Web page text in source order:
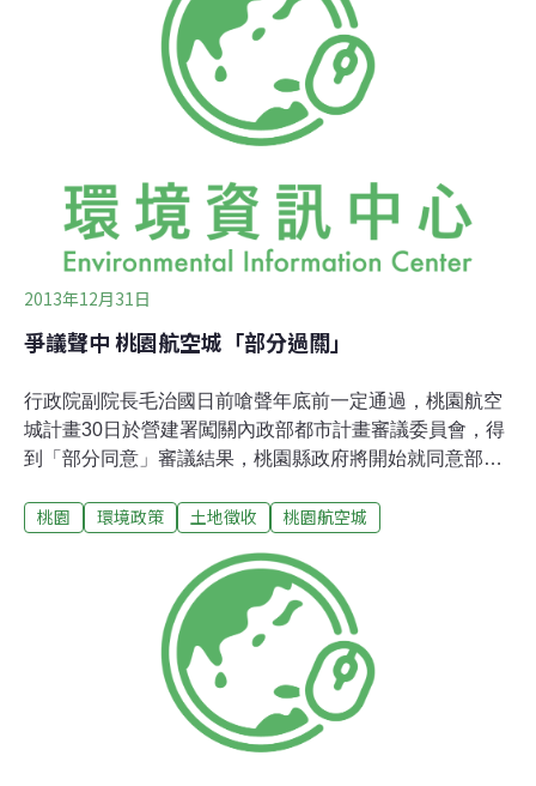
標邁進外，也希望能能以水資源回收再利用的「水海綿」
概念，擘畫未來城市藍圖，而目前營建署也正規畫「對水
敏感的都市設計」，以桃園縣的條件，很適合做為示範城
市。「水的事務千頭萬緒」，縣長吳志揚說，期盼桃園縣
升格為直轄市後，水能變成桃縣資產而非負債。
2013年12月31日
爭議聲中 桃園航空城「部分過關」
行政院副院長毛治國日前嗆聲年底前一定通過，桃園航空
城計畫30日於營建署闖關內政部都市計畫審議委員會，得
到「部分同意」審議結果，桃園縣政府將開始就同意部分
阻擋，想進場旁聽會議都不可得，於下午另外召開記者
法。都市計畫原則通過 但用地需求評估要到2014年2月航
空城計畫面積高達4,771公頃，其中區段徵收面積有3,000
多公頃，包括7,800多戶房屋、107家合法工廠、6所學
校、12座寺廟教堂需要搬遷。內政部次長蕭家淇表示，審
議結果採部分同意，8項討論事項中，僅同意了6項，是由
於中央與地方無法取得共識，且尚有數百件陳情案未解，
內政部原則同意，但各項用地需求須評估公益性，最快明
桃園 環境政策 土地徵收 桃園航空城